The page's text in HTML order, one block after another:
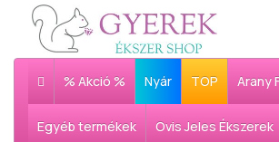
% Akció % Nyár TOP Arany
Egyéb termékek Ovis Jeles Ékszerek